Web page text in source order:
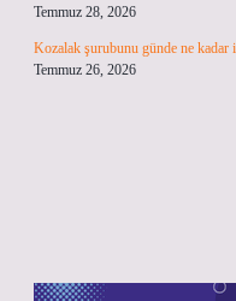
Temmuz 28, 2026
Kozalak şurubunu günde ne kadar
Temmuz 26, 2026